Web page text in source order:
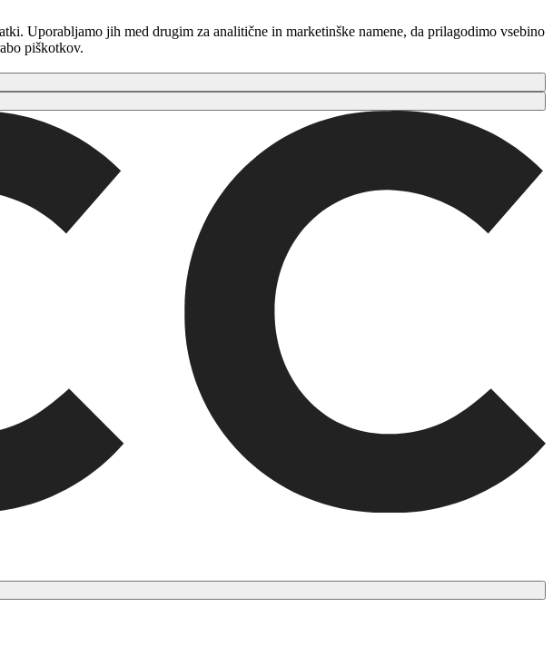
Uporabljamo jih med drugim za analitične in marketinške namene, da prilagodimo vsebino
piškotkov.